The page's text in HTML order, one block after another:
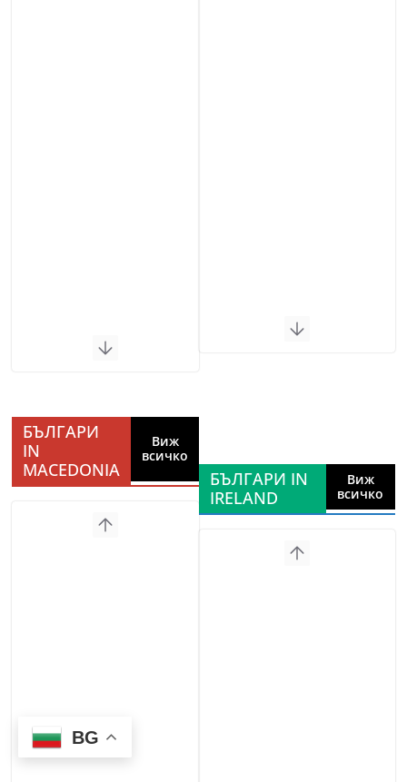
БЪЛГАРИ
IN
MACEDONIA
Виж
всичко
БЪЛГАРИ IN
IRELAND
Виж
всичко
BG